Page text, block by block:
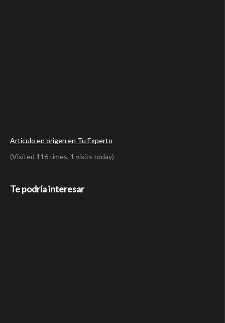
Articulo en origen en Tu Experto
(Visited 116 times, 1 visits today)
Te podría interesar